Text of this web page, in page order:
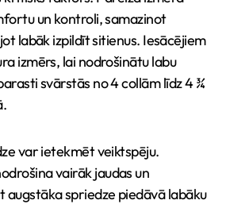
un kontroli, samazinot
labāk izpildīt sitienus. Iesācējiem
izmērs, lai nodrošinātu labu
svārstās no 4 collām līdz 4 ¾
var ietekmēt veiktspēju.
vairāk jaudas un
spriedze piedāvā labāku